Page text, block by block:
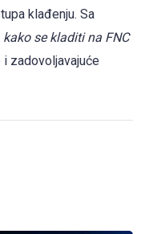
klađenju. Sa
kako se kladiti na FNC
zadovoljavajuće